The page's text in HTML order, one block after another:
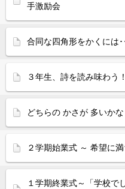
手激励会
合同な四角形をかくには･
３年生、詩を読み味わう！
どちらの かさが 多いかな
２学期始業式 ～ 希望に
１学期終業式～「学校で